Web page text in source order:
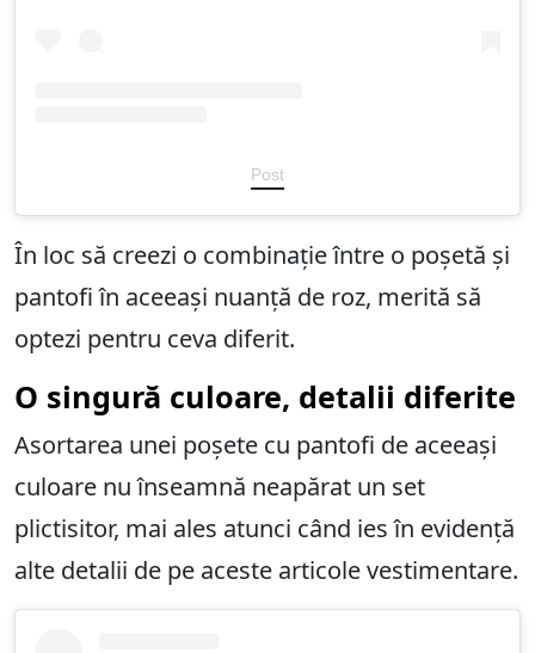
Post
În loc să creezi o combinație între o poșetă și
pantofi în aceeași nuanță de roz, merită să
optezi pentru ceva diferit.
O singură culoare, detalii diferite
Asortarea unei poșete cu pantofi de aceeași
culoare nu înseamnă neapărat un set
plictisitor, mai ales atunci când ies în evidență
alte detalii de pe aceste articole vestimentare.